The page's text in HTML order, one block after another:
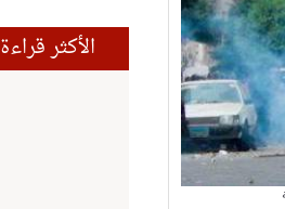
الأكثر قراءة